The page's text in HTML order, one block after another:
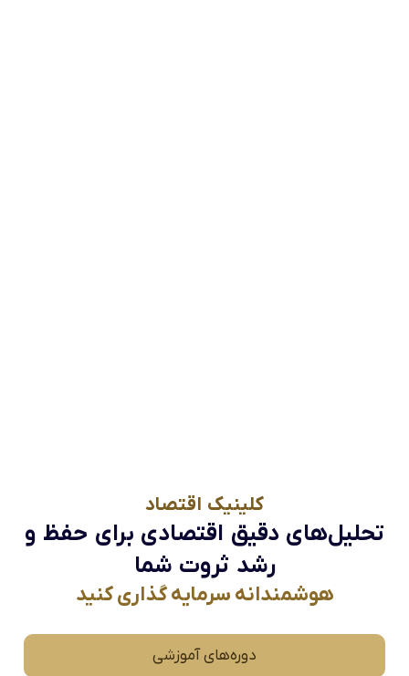
کلینیک اقتصاد
تحلیل‌های دقیق اقتصادی برای حفظ و
رشد ثروت شما
هوشمندانه سرمایه گذاری کنید
دوره‌های آموزشی